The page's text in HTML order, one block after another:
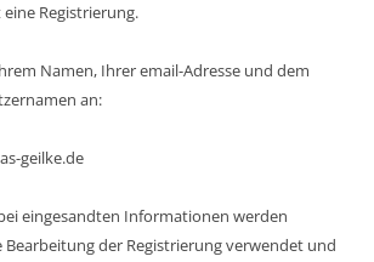
Registrierung.
Namen, Ihrer email-Adresse und dem
an:
geilke.de
eingesandten Informationen werden
der Registrierung verwendet und